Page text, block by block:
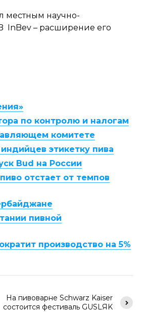
местным научно-
InBev – расширение его
по контролю и налогам
комитете
этикетку пива
Bud на России
отстает от темпов
пивной
производство на 5%
На пивоварне Schwarz Kaiser
состоится фестиваль GUSLЯK